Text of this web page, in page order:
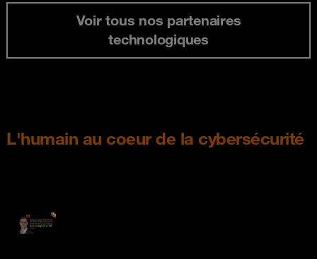
Voir tous nos partenaires
technologiques
L'humain au coeur de la cybersécurité